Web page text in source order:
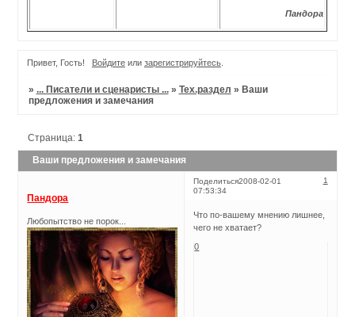
Пандора
Привет, Гость! Войдитеили зарегистрируйтесь.
» ... Писатели и сценаристы ... » Тех.раздел » Ваши
предложения и замечания
Ваши предложения и замечания
Страница: 1
Поделиться 1
2008-02-01
07:53:34
Пандора
Любопытство не порок...
Что по-вашему мнению лишнее,
чего не хватает?
0